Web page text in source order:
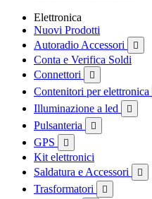
Elettronica
Nuovi Prodotti
Autoradio Accessori

Conta e Verifica Soldi
Connettori

Contenitori per elettronica
Illuminazione a led 
Pulsanteria 
GPS 
Kit elettronici
Saldatura e Accessori

Trasformatori 